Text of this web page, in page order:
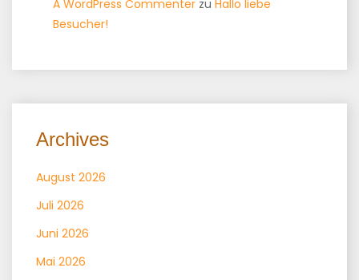
A WordPress Commenter zu Hallo liebe
Besucher!
Archives
August 2026
Juli 2026
Juni 2026
Mai 2026